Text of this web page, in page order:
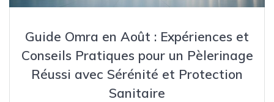
Guide Omra en Août : Expériences et
Conseils Pratiques pour un Pèlerinage
Réussi avec Sérénité et Protection
Sanitaire